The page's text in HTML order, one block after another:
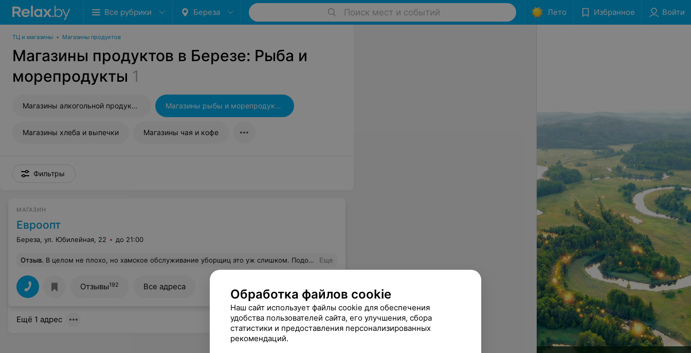
Все рубрики Береза Поиск мест и событий Лето Избранное Войти
ТЦ и магазины • Магазины продуктов
Магазины продуктов в Березе: Рыба и
морепродукты 1
Магазины алкогольной продукции Магазины рыбы и морепродуктов
Магазины хлеба и выпечки Магазины чая и кофе
Фильтры
МАГАЗИН
Евроопт
Береза, ул. Юбилейная, 22 до 21:00
Отзыв. В целом не плохо, но хамское обслуживание уборщиц это уж слишком. Подошла к кассе ни одного человека, поставила корзину на все которые стояли в стопочке. Моя корзина очень тяжелая одна мука 5 кг и тут подбегает уборщица. Уберите корзину. Я ей говорю подождите, выложу товар и заберете, так она заявила что некогда ей ждать. Прошу заметить что ни на одной кассе очереди не было. Чем ниже ранг, тем выше нос! Это было 03.04.2020 г. в г. Береза. Еще
Отзывы192 Все адреса
Ещё 1 адрес
Обработка файлов cookie
Наш сайт использует файлы cookie для обеспечения
удобства пользователей сайта, его улучшения, сбора
статистики и предоставления персонализированных
рекомендаций.